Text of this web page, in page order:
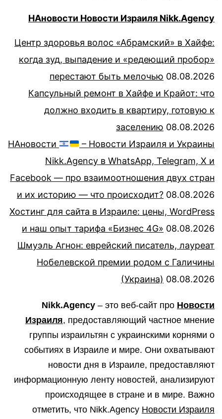
НАновости Новости Израиля Nikk.Agency
Центр здоровья волос «Абрaмский» в Хайфе:
когда зуд, выпадение и «редеющий пробор»
перестают быть мелочью 08.08.2026
Капсульный ремонт в Хайфе и Крайот: что
должно входить в квартиру, готовую к
заселению 08.08.2026
НАновости
– Новости Израиля и Украины
Nikk.Agency в WhatsApp, Telegram, X и
Facebook — про взаимоотношения двух стран
и их историю — что происходит? 08.08.2026
Хостинг для сайта в Израиле: цены, WordPress
и наш опыт тарифа «Бизнес 4G» 08.08.2026
Шмуэль Агнон: еврейский писатель, лауреат
Нобелевской премии родом с Галичины
(Украина) 08.08.2026
Nikk.Agency – это веб-сайт про Новости
Израиля, предоставляющий частное мнение
группы израильтян с украинскими корнями о
событиях в Израиле и мире. Они охватывают
новости дня в Израиле, предоставляют
информационную ленту новостей, анализируют
происходящее в стране и в мире. Важно
отметить, что Nikk.Agency Новости Израиля